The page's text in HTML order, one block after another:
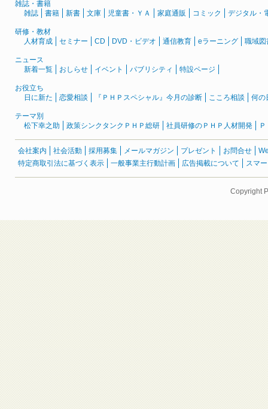
雑誌・書籍
雑誌
書籍 新書 文庫 児童書・ＹＡ 家庭通販 コミック デジタル・
研修・教材
人材育成
セミナー CD DVD・ビデオ 通信教育 eラーニング 職域図
ニュース
新着一覧
おしらせ イベント パブリシティ 特設ページ
お役立ち
日に新た
恋愛相談 『ＰＨＰスペシャル』今月の診断 こころ相談 何の
テーマ別
松下幸之助
政策シンクタンクＰＨＰ総研 社員研修のＰＨＰ人材開発
会社案内 社会活動 採用募集 メールマガジン プレゼント お問合せ
特定商取引法に基づく表示
一般事業主行動計画 広告掲載について スマ
Copyright